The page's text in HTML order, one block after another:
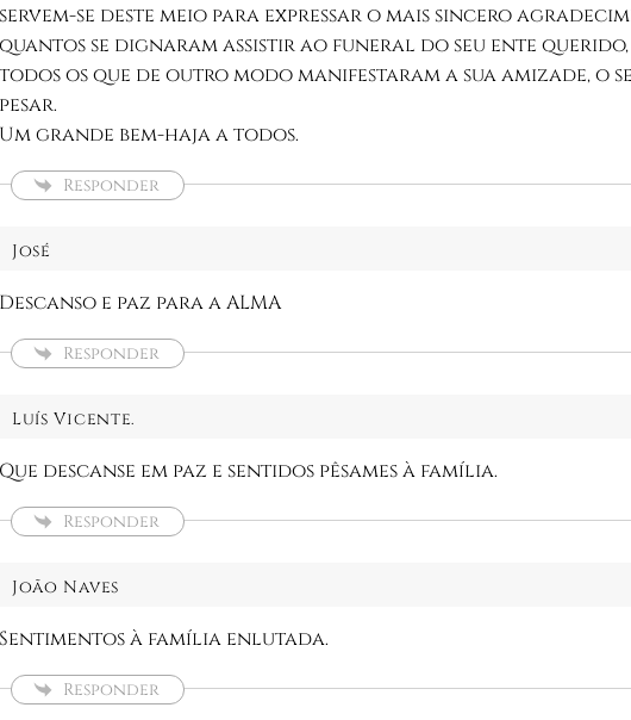
servem-se deste meio para expressar o mais sincero
quantos se dignaram assistir ao funeral do seu ente querido,
todos os que de outro modo manifestaram a sua amizade, o
pesar.
Um grande bem-haja a todos.
Responder
José
Descanso e paz para a ALMA
Responder
Luís Vicente.
Que descanse em paz e sentidos pêsames à família.
Responder
João Naves
Sentimentos à família enlutada.
Responder